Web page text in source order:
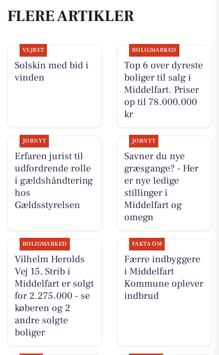
FLERE ARTIKLER
VEJRET
Solskin med bid i
vinden
BOLIGMARKED
Top 6 over dyreste
boliger til salg i
Middelfart. Priser
op til 78.000.000
kr
JOBNYT
Erfaren jurist til
udfordrende rolle
i gældshåndtering
hos
Gældsstyrelsen
JOBNYT
Savner du nye
græsgange? - Her
er nye ledige
stillinger i
Middelfart og
omegn
BOLIGMARKED
Vilhelm Herolds
Vej 15, Strib i
Middelfart er solgt
for 2.275.000 - se
køberen og 2
andre solgte
boliger
FAKTA OM
Færre indbyggere
i Middelfart
Kommune oplever
indbrud